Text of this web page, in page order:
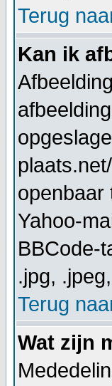
Terug
Kan ik
openbaar
Yahoo-
BBCode-
.jpg,
Terug
Wat zijn